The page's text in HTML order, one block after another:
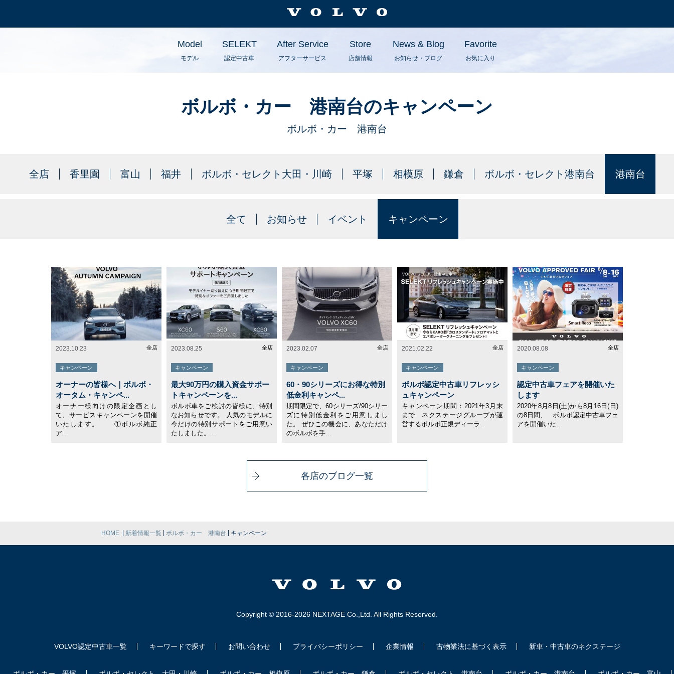
Model
モデル
SELEKT
認定中古車
After Service
アフターサービス
Store
店舗情報
News & Blog
お知らせ・ブログ
Favorite
お気に入り
ボルボ・カー 港南台のキャンペーン
ボルボ・カー 港南台
全店 香里園 富山 福井 ボルボ・セレクト大田・川崎 平塚 相模原 鎌倉 ボルボ・セレクト港南台 港南台
全て お知らせ イベント キャンペーン
2023.10.23 全店
キャンペーン
オーナーの皆様へ｜ボルボ・
オータム・キャンペ...
オーナー様向けの限定企画とし
て、サービスキャンペーンを開催
いたします。 ①ボルボ純正
ア...
2023.08.25 全店
キャンペーン
最大90万円の購入資金サポー
トキャンペーンを...
ボルボ車をご検討の皆様に、特別
なお知らせです。 人気のモデルに
今だけの特別サポートをご用意い
たしました。...
2023.02.07 全店
キャンペーン
60・90シリーズにお得な特別
低金利キャンペ...
期間限定で、60シリーズ/90シリー
ズに特別低金利をご用意しまし
た。 ぜひこの機会に、あなただけ
のボルボを手...
2021.02.22 全店
キャンペーン
ボルボ認定中古車リフレッシ
ュキャンペーン
キャンペーン期間：2021年3月末
まで ネクステージグループが運
営するボルボ正規ディーラ...
2020.08.08 全店
キャンペーン
認定中古車フェアを開催いた
します
2020年8月8日(土)から8月16日(日)
の8日間、 ボルボ認定中古車フェ
アを開催いた...
各店のブログ一覧
HOME 新着情報一覧 ボルボ・カー 港南台 キャンペーン
Copyright © 2016-2026 NEXTAGE Co.,Ltd. All Rights Reserved.
VOLVO認定中古車一覧 キーワードで探す お問い合わせ プライバシーポリシー 企業情報 古物業法に基づく表示 新車・中古車のネクステージ